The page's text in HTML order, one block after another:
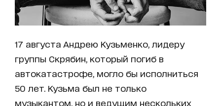
17 августа Андрею Кузьменко, лидеру
группы Скрябин, который погиб в
автокатастрофе, могло бы исполниться
50 лет. Кузьма был не только
музыкантом, но и ведущим нескольких